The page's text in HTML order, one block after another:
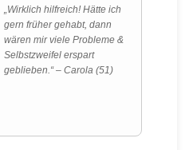
„Wirklich hilfreich! Hätte ich
gern früher gehabt, dann
wären mir viele Probleme &
Selbstzweifel erspart
geblieben.“ – Carola (51)